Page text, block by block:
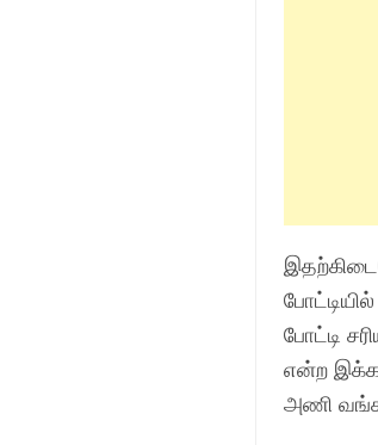
போட்டி
என்ற
அணி